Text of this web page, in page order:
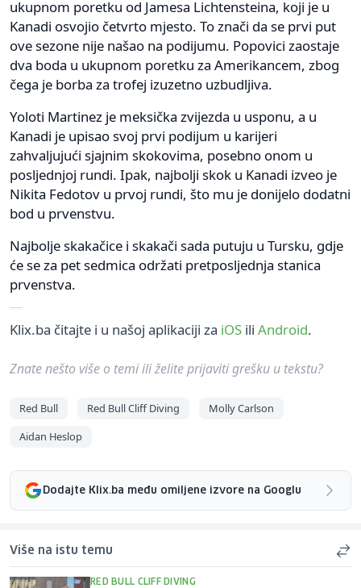
ukupnom poretku od Jamesa Lichtensteina, koji je u
Kanadi osvojio četvrto mjesto. To znači da se prvi put
ove sezone nije našao na podijumu. Popovici zaostaje
dva boda u ukupnom poretku za Amerikancem, zbog
čega je borba za trofej izuzetno uzbudljiva.
Yoloti Martinez je meksička zvijezda u usponu, a u
Kanadi je upisao svoj prvi podijum u karijeri
zahvaljujući sjajnim skokovima, posebno onom u
posljednjoj rundi. Ipak, najbolji skok u Kanadi izveo je
Nikita Fedotov u prvoj rundi, što mu je donijelo dodatni
bod u prvenstvu.
Najbolje skakačice i skakači sada putuju u Tursku, gdje
će se za pet sedmica održati pretposljednja stanica
prvenstva.
Klix.ba čitajte i u našoj aplikaciji za iOS ili Android.
Znate nešto više o temi ili želite prijaviti grešku u tekstu?
Red Bull Red Bull Cliff Diving
Molly Carlson
Aidan Heslop
Dodajte Klix.ba među omiljene izvore na Googlu
Više na istu temu
RED BULL CLIFF DIVING